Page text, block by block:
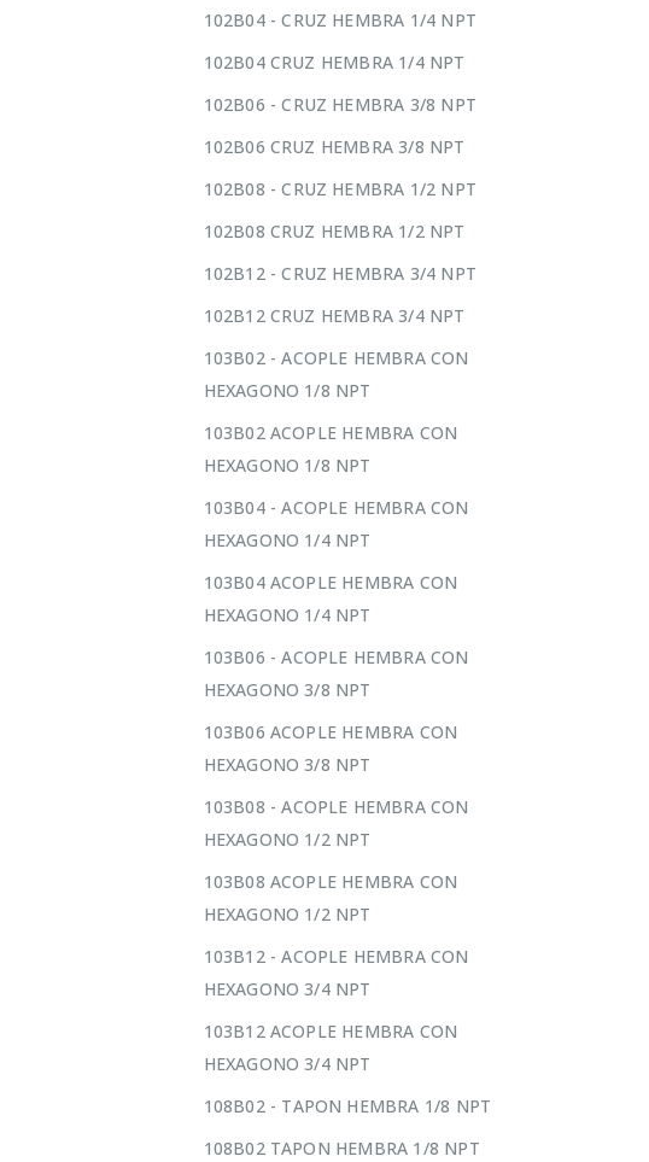
102B04 - CRUZ HEMBRA 1/4 NPT
102B04 CRUZ HEMBRA 1/4 NPT
102B06 - CRUZ HEMBRA 3/8 NPT
102B06 CRUZ HEMBRA 3/8 NPT
102B08 - CRUZ HEMBRA 1/2 NPT
102B08 CRUZ HEMBRA 1/2 NPT
102B12 - CRUZ HEMBRA 3/4 NPT
102B12 CRUZ HEMBRA 3/4 NPT
103B02 - ACOPLE HEMBRA CON
HEXAGONO 1/8 NPT
103B02 ACOPLE HEMBRA CON
HEXAGONO 1/8 NPT
103B04 - ACOPLE HEMBRA CON
HEXAGONO 1/4 NPT
103B04 ACOPLE HEMBRA CON
HEXAGONO 1/4 NPT
103B06 - ACOPLE HEMBRA CON
HEXAGONO 3/8 NPT
103B06 ACOPLE HEMBRA CON
HEXAGONO 3/8 NPT
103B08 - ACOPLE HEMBRA CON
HEXAGONO 1/2 NPT
103B08 ACOPLE HEMBRA CON
HEXAGONO 1/2 NPT
103B12 - ACOPLE HEMBRA CON
HEXAGONO 3/4 NPT
103B12 ACOPLE HEMBRA CON
HEXAGONO 3/4 NPT
108B02 - TAPON HEMBRA 1/8 NPT
108B02 TAPON HEMBRA 1/8 NPT